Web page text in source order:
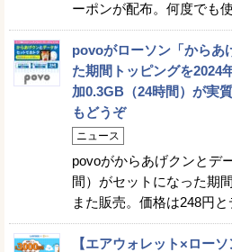
ーポンが配布。何度でも
povoがローソン「からあ
た期間トッピングを2024
加0.3GB（24時間）が実
もどうぞ
ニュース
povoがからあげクンとデ
間）がセットになった期
また販売。価格は248円
【エアウォレット×ロー